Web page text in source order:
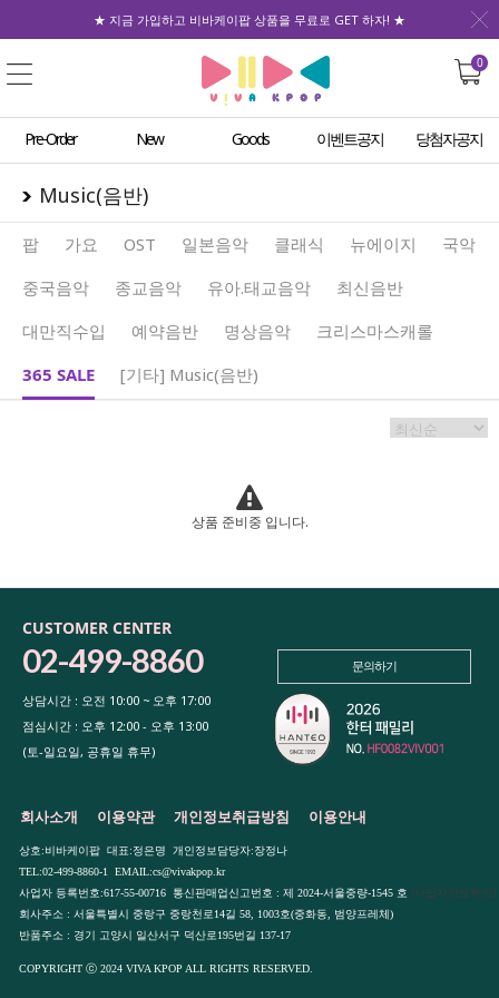
★ 지금 가입하고 비바케이팝 상품을 무료로 GET 하자! ★
0
Pre-Order New Goods 이벤트공지 당첨자공지
Music(음반)
팝 가요 OST 일본음악 클래식 뉴에이지
국악
중국음악
종교음악 유아.태교음악
최신음반
대만직수입
예약음반 명상음악
크리스마스캐롤
365 SALE
[기타] Music(음반)
상품 준비중 입니다.
CUSTOMER CENTER
02-499-8860
상담시간 : 오전 10:00 ~ 오후 17:00
점심시간 : 오후 12:00 - 오후 13:00
(토-일요일, 공휴일 휴무)
문의하기
회사소개 이용약관 개인정보취급방침 이용안내
상호:비바케이팝 대표:정은명 개인정보담당자:장정나
TEL:02-499-8860-1 EMAIL:cs@vivakpop.kr
사업자 등록번호:617-55-00716 통신판매업신고번호 : 제 2024-서울중량-1545 호 [사업자정보확인]
회사주소 : 서울특별시 중랑구 중랑천로14길 58, 1003호(중화동, 범양프레체)
반품주소 : 경기 고양시 일산서구 덕산로195번길 137-17
COPYRIGHT ⓒ 2024 VIVA KPOP ALL RIGHTS RESERVED.